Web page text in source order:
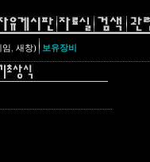
임, 새창) 보유장비